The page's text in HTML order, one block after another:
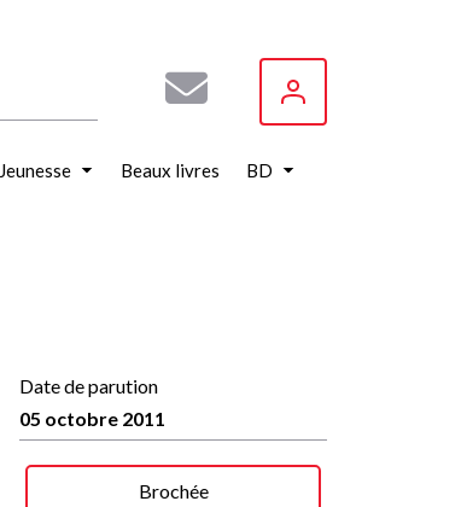
Jeunesse Beaux livres BD
Date de parution
05 octobre 2011
Brochée